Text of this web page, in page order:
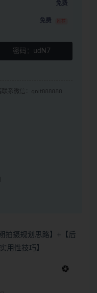
免费
免费 推荐
密码： udN7
联系微信：qnit888888
拍摄规划思路】+【后
用性技巧】